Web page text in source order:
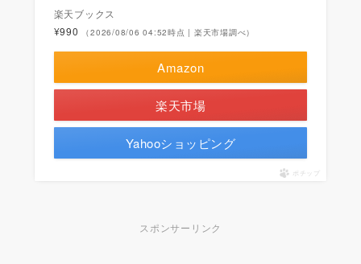
楽天ブックス
¥990
（2026/08/06 04:52時点 | 楽天市場調べ）
Amazon
楽天市場
Yahooショッピング
ポチップ
スポンサーリンク